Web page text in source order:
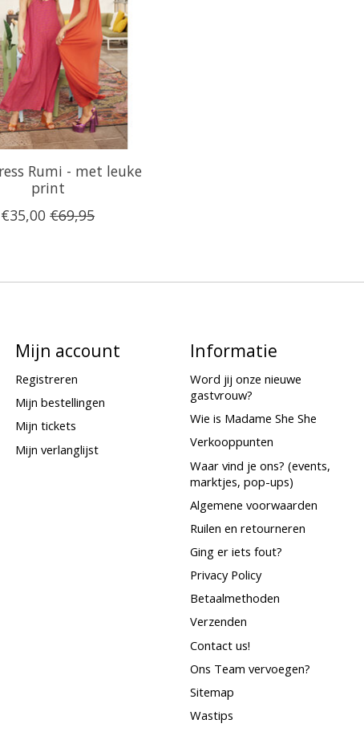
Rumi - met leuke
print
€35,00 €69,95
Mijn account
Registreren
Mijn bestellingen
Mijn tickets
Mijn verlanglijst
Informatie
Word jij onze nieuwe
gastvrouw?
Wie is Madame She She
Verkooppunten
Waar vind je ons? (events,
marktjes, pop-ups)
Algemene voorwaarden
Ruilen en retourneren
Ging er iets fout?
Privacy Policy
Betaalmethoden
Verzenden
Contact us!
Ons Team vervoegen?
Sitemap
Wastips